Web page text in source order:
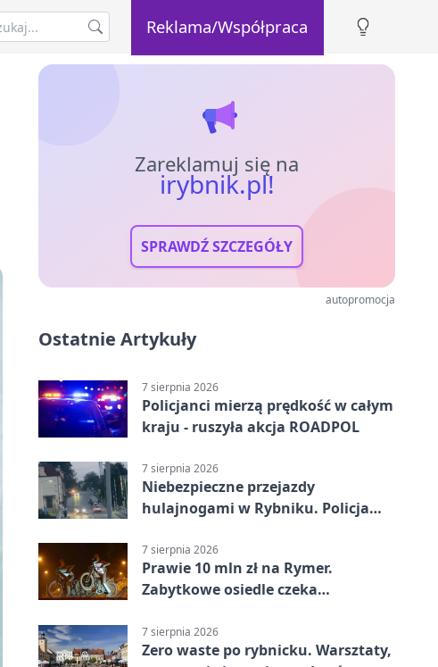
Reklama/Współpraca
Zareklamuj się na
irybnik.pl!
SPRAWDŹ SZCZEGÓŁY
autopromocja
Ostatnie Artykuły
7 sierpnia 2026
Policjanci mierzą prędkość w całym
kraju - ruszyła akcja ROADPOL
7 sierpnia 2026
Niebezpieczne przejazdy
hulajnogami w Rybniku. Policja
7 sierpnia 2026
Prawie 10 mln zł na Rymer.
Zabytkowe osiedle czeka
7 sierpnia 2026
Zero waste po rybnicku. Warsztaty,